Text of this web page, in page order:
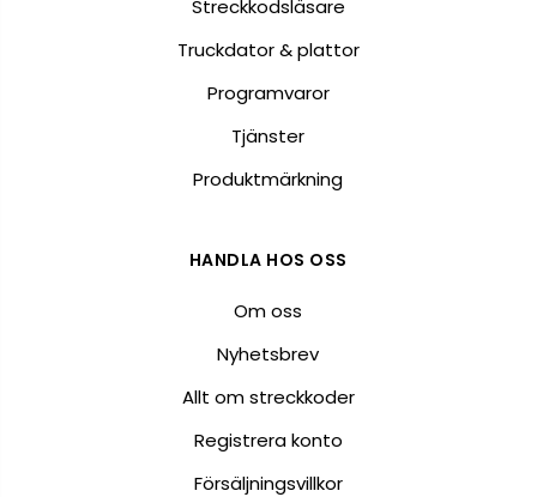
Streckkodsläsare
Truckdator & plattor
Programvaror
Tjänster
Produktmärkning
HANDLA HOS OSS
Om oss
Nyhetsbrev
Allt om streckkoder
Registrera konto
Försäljningsvillkor